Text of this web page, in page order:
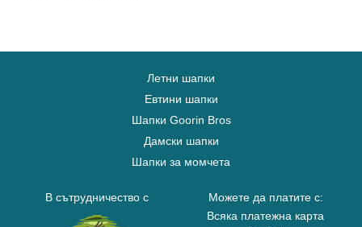
Летни шапки
Евтини шапки
Шапки Goorin Bros
Дамски шапки
Шапки за момчета
В сътрудничество с
Можете да платите с:
Всяка платежна карта